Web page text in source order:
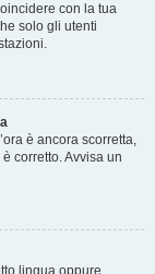
con la tua
solo gli utenti
è ancora scorretta,
corretto. Avvisa un
lingua oppure